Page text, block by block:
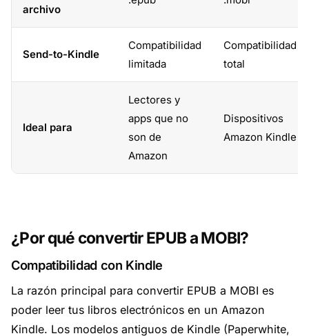
archivo
Send-to-Kindle
Compatibilidad
limitada
Compatibilidad
total
Ideal para
Lectores y
apps que no
son de
Amazon
Dispositivos
Amazon Kindle
¿Por qué convertir EPUB a MOBI?
Compatibilidad con Kindle
La razón principal para convertir EPUB a MOBI es
poder leer tus libros electrónicos en un Amazon
Kindle. Los modelos antiguos de Kindle (Paperwhite,